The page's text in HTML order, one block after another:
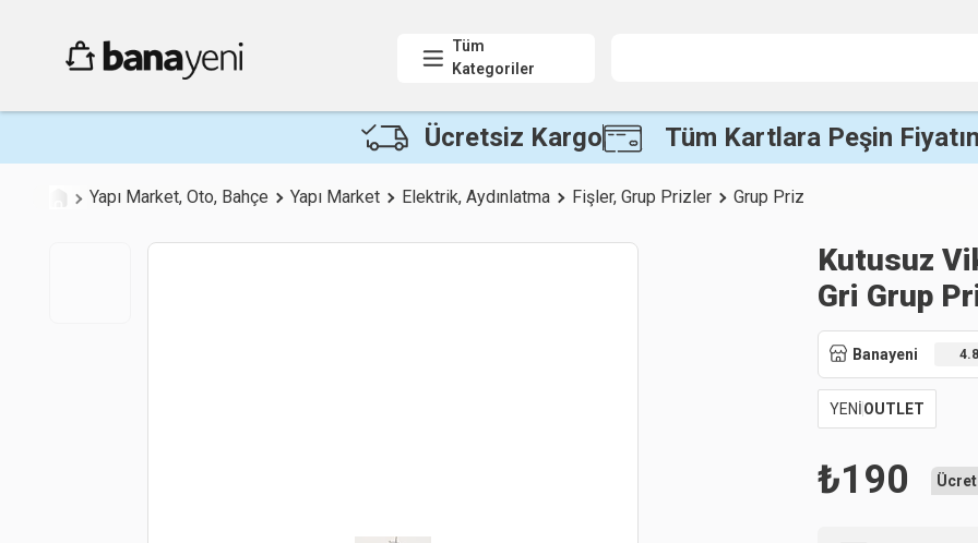
Tüm
Kategoriler
Ücretsiz Kargo Tüm Kartlara Peşin
Yapı Market, Oto, Bahçe Yapı Market Elektrik, Aydınlatma Fişler, Grup Prizler Grup Priz
Kutusuz
Gri Grup
Banayeni 4.8
YENİOUTLET
₺190